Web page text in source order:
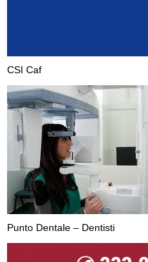
CSI Caf
Punto Dentale – Dentisti